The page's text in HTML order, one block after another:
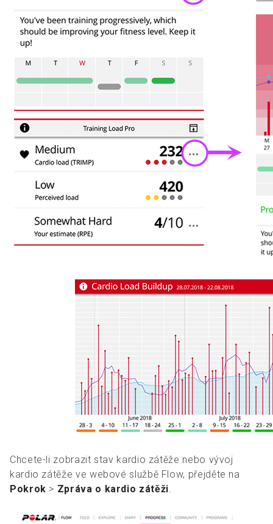
Chcete-li zobrazit stav kardio zátěže nebo vývoj
kardio zátěže ve webové službě Flow, přejděte na
Pokrok > Zpráva o kardio zátěži.